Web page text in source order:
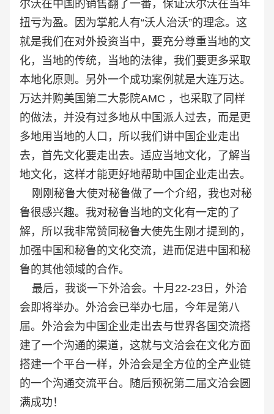
尔沃在中国的销售翻了一番，保证沃尔沃在当年
扭亏为盈。因为掌舵人有“沃人治沃”的理念。这
就是我们在对外投资当中，要充分尊重当地的文
化，当地的传统，当地的法律，我们要更多采取
本地化原则。另外一个成功案例就是大连万达。
万达并购美国第二大影院AMC ，也采取了同样
的做法，并没有过多地从中国派人过去，而是更
多地用当地的人口，所以我们讲中国企业走出
去，首先文化要走出去。适应当地文化，了解当
地文化，这样才能更好地帮助中国企业走出去。
刚刚秘鲁大使对秘鲁做了一个介绍，我也对秘
鲁很感兴趣。我对秘鲁当地的文化有一定的了
解，所以我非常赞同秘鲁大使先生刚才提到的，
加强中国和秘鲁的文化交流，进而促进中国和秘
鲁的其他领域的合作。
最后，我谈一下外洽会。十月22-23日，外洽
会即将举办。外洽会已举办七届，今年是第八
届。外洽会为中国企业走出去与世界各国交流搭
建了一个沟通的渠道，这就与文洽会在文化方面
搭建一个平台一样，外洽会是全方位的全产业链
的一个沟通交流平台。随后预祝第二届文洽会圆
满成功！